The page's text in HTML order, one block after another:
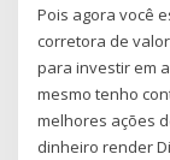
Pois agora você
corretora de
para investir em
mesmo tenho
melhores ações
dinheiro render